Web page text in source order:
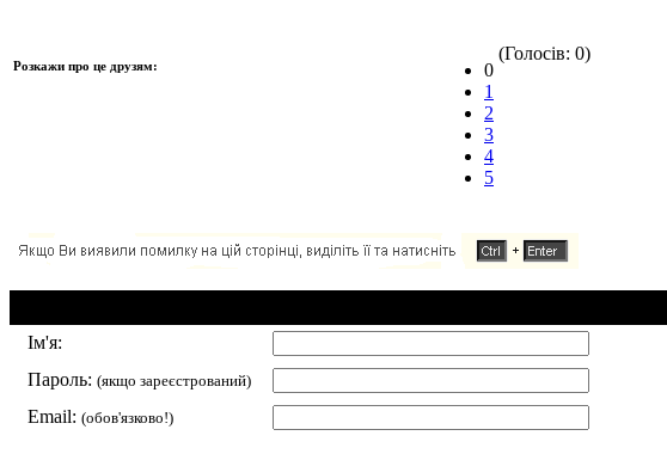
Розкажи про це друзям:
0
1
2
3
4
5
(Голосів: 0)
Ім'я:
Пароль: (якщо зареєстрований)
Email: (обов'язково!)